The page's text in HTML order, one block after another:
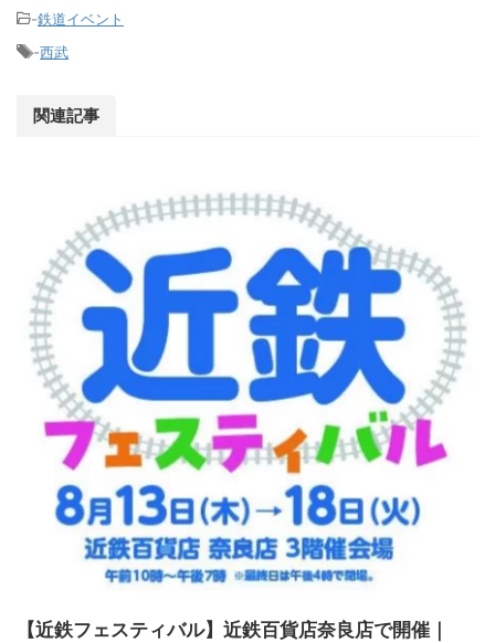
-鉄道イベント
-西武
関連記事
【近鉄フェスティバル】近鉄百貨店奈良店で開催｜